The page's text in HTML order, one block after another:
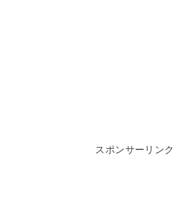
スポンサーリンク